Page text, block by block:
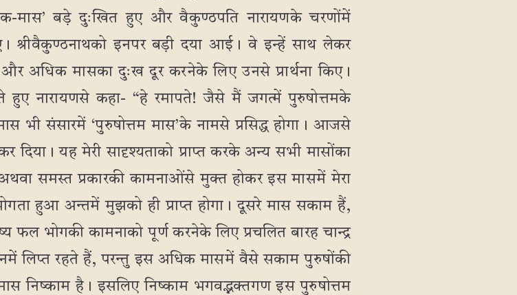
मास’ बड़े दुःखित हुए और वैकुण्ठपति नारायणके चरणोंमें
श्रीवैकुण्ठनाथको इनपर बड़ी दया आई। वे इन्हें साथ लेकर
अधिक मासका दुःख दूर करनेके लिए उनसे प्रार्थना किए।
हुए नारायणसे कहा- “हे रमापते! जैसे मैं जगत्में पुरुषोत्तमके
भी संसारमें ‘पुरुषोत्तम मास’के नामसे प्रसिद्ध होगा। आजसे
यह मेरी सादृश्यताको प्राप्त करके अन्य सभी मासोंका
अथवा समस्त प्रकारकी कामनाओंसे मुक्त होकर इस मासमें मेरा
हुआ अन्तमें मुझको ही प्राप्त होगा। दूसरे मास सकाम हैं,
फल भोगकी कामनाको पूर्ण करनेके लिए प्रचलित बारह चान्द्र
लिप्त रहते हैं, परन्तु इस अधिक मासमें वैसे सकाम पुरुषोंकी
निष्काम है। इसलिए निष्काम भगवद्भक्तगण इस पुरुषोत्तम